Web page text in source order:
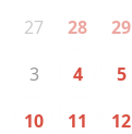
27 28 29
3
4 5
10
11 12